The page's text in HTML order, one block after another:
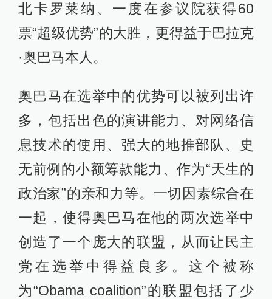
北卡罗莱纳、一度在参议院获得60
票“超级优势”的大胜，更得益于巴拉克
·奥巴马本人。
奥巴马在选举中的优势可以被列出许
多，包括出色的演讲能力、对网络信
息技术的使用、强大的地推部队、史
无前例的小额筹款能力、作为“天生的
政治家”的亲和力等。一切因素综合在
一起，使得奥巴马在他的两次选举中
创造了一个庞大的联盟，从而让民主
党在选举中得益良多。这个被称
为“Obama coalition”的联盟包括了少